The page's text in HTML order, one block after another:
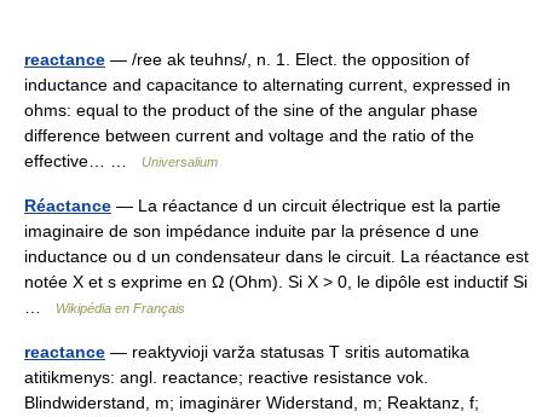
reactance — /ree ak teuhns/, n. 1. Elect. the opposition of
inductance and capacitance to alternating current, expressed in
ohms: equal to the product of the sine of the angular phase
difference between current and voltage and the ratio of the
effective… …
Universalium
Réactance — La réactance d un circuit électrique est la partie
imaginaire de son impédance induite par la présence d une
inductance ou d un condensateur dans le circuit. La réactance est
notée X et s exprime en Ω (Ohm). Si X > 0, le dipôle est inductif Si
…
Wikipédia en Français
reactance — reaktyvioji varža statusas T sritis automatika
atitikmenys: angl. reactance; reactive resistance vok.
Blindwiderstand, m; imaginärer Widerstand, m; Reaktanz, f;